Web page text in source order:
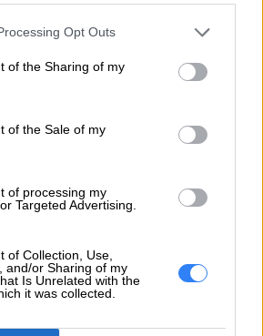
Opt Outs
of the Sharing of my
of the Sale of my
of processing my
Targeted Advertising.
of Collection, Use,
and/or Sharing of my
Is Unrelated with the
it was collected.
(1 z przodu, 1 z
diagnostyka 1 x
Przełącznik
antywłamaniowy